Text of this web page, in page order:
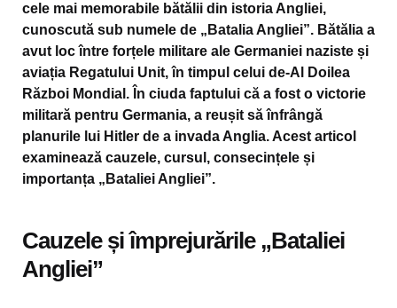
cele mai memorabile bătălii din istoria Angliei,
cunoscută sub numele de „Batalia Angliei”. Bătălia a
avut loc între forțele militare ale Germaniei naziste și
aviația Regatului Unit, în timpul celui de-Al Doilea
Război Mondial. În ciuda faptului că a fost o victorie
militară pentru Germania, a reușit să înfrângă
planurile lui Hitler de a invada Anglia. Acest articol
examinează cauzele, cursul, consecințele și
importanța „Bataliei Angliei”.
Cauzele și împrejurările „Bataliei
Angliei”